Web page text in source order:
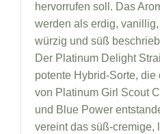
hervorrufen soll. Das
werden als erdig,
würzig und süß
Der Platinum Delight
potente Hybrid-Sorte,
von Platinum Girl Scout
und Blue Power
vereint das süß-cremige,